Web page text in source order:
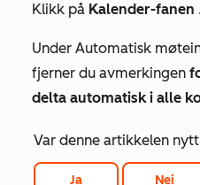
Klikk på Kalender-fanen
Under Automatisk
fjerner du avmerkingen
delta automatisk i alle
Var denne artikkelen
Ja Nei